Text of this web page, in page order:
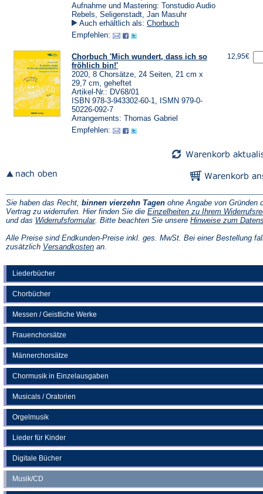
Liederbücher
Chorbücher
Messen / Geistliche Werke
Frauenchorsätze
Männerchorsätze
Chormusik in Einzelausgaben
Musicals / Oratorien
Orgelmusik
Lieder für Kinder
Digitale Bücher
Musik/CD
Aufnahme und Mastering: Tonstudio Audio
Rebels, Seligenstadt, Jan Masuhr
Auch erhältlich als: Chorbuch
Empfehlen:
Chorbuch 'Mich wundert, dass ich so
fröhlich bin!'
2020, 8 Chorsätze, 24 Seiten, 21 cm x
29,7 cm, geheftet
Artikel-Nr.: DV68/01
ISBN 978-3-943302-60-1, ISMN 979-0-
50226-092-7
Arrangements: Thomas Gabriel
Empfehlen:
12,95€
Sie haben das Recht, binnen vierzehn Tagen ohne Angabe von Gründen
Vertrag zu widerrufen. Hier finden Sie die Einzelheiten zu Ihrem
und das Widerrufsformular(Öffnet
einem
neuen
. Bitte beachten Sie unsere Hinweise zum
Alle Preise sind Endkunden-Preise inkl. ges. MwSt. Bei einer Bestellung
zusätzlich Versandkosten(Öffnet
an.